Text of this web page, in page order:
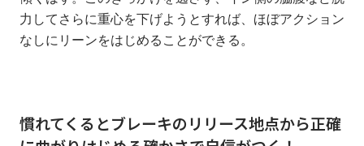
力してさらに重心を下げようとすれば、ほぼアクション
なしにリーンをはじめることができる。
慣れてくるとブレーキのリリース地点から正確